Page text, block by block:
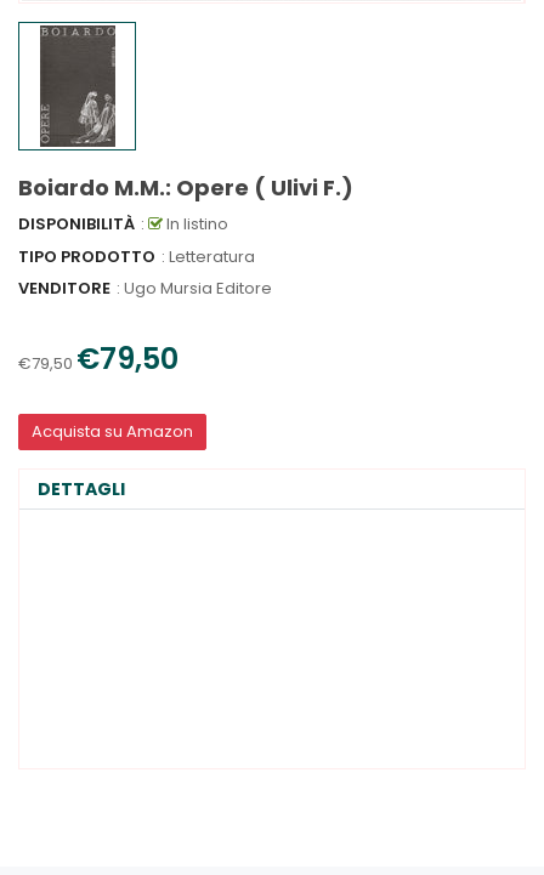
Boiardo M.M.: Opere ( Ulivi F.)
DISPONIBILITÀ :
In listino
TIPO PRODOTTO : Letteratura
VENDITORE : Ugo Mursia Editore
€79,50 €79,50
Acquista su Amazon
DETTAGLI